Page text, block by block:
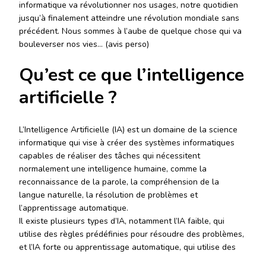
informatique va révolutionner nos usages, notre quotidien
jusqu’à finalement atteindre une révolution mondiale sans
précédent. Nous sommes à l’aube de quelque chose qui va
bouleverser nos vies… (avis perso)
Qu’est ce que l’intelligence
artificielle ?
L’Intelligence Artificielle (IA) est un domaine de la science
informatique qui vise à créer des systèmes informatiques
capables de réaliser des tâches qui nécessitent
normalement une intelligence humaine, comme la
reconnaissance de la parole, la compréhension de la
langue naturelle, la résolution de problèmes et
l’apprentissage automatique.
Il existe plusieurs types d’IA, notamment l’IA faible, qui
utilise des règles prédéfinies pour résoudre des problèmes,
et l’IA forte ou apprentissage automatique, qui utilise des